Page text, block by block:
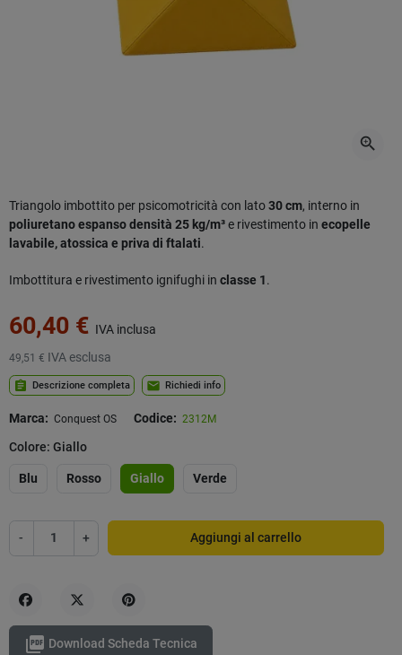
zoom_in
Triangolo imbottito per psicomotricità con lato30 cm, interno in
poliuretano espanso densità 25 kg/m³e rivestimento in ecopelle
lavabile, atossica e priva di ftalati.
Imbottitura e rivestimento ignifughi in classe 1.
60,40 € IVA inclusa
49,51 € IVA esclusa
assignment Descrizione completa mail Richiedi info
Marca: Conquest OS Codice: 2312M
Colore: Giallo
Blu Rosso Giallo Verde
- + Aggiungi al carrello
 Download Scheda Tecnica